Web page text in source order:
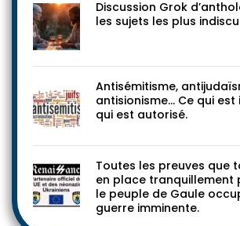
Discussion Grok
les sujets les plus
Antisémitisme,
antisionisme… Ce qui
qui est autorisé.
Toutes les preuves que
en place tranquillement
le peuple de Gaule
guerre imminente.